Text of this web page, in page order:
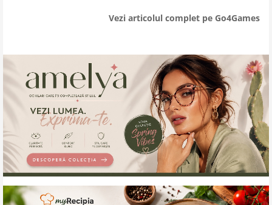
Vezi articolul complet pe Go4Games